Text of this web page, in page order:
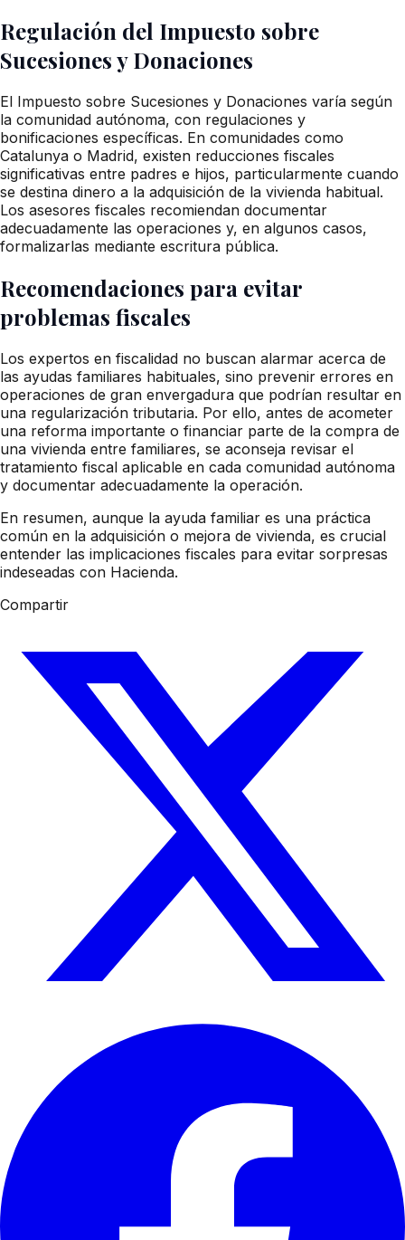
Regulación del Impuesto sobre
Sucesiones y Donaciones
El Impuesto sobre Sucesiones y Donaciones varía según
la comunidad autónoma, con regulaciones y
bonificaciones específicas. En comunidades como
Catalunya o Madrid, existen reducciones fiscales
significativas entre padres e hijos, particularmente cuando
se destina dinero a la adquisición de la vivienda habitual.
Los asesores fiscales recomiendan documentar
adecuadamente las operaciones y, en algunos casos,
formalizarlas mediante escritura pública.
Recomendaciones para evitar
problemas fiscales
Los expertos en fiscalidad no buscan alarmar acerca de
las ayudas familiares habituales, sino prevenir errores en
operaciones de gran envergadura que podrían resultar en
una regularización tributaria. Por ello, antes de acometer
una reforma importante o financiar parte de la compra de
una vivienda entre familiares, se aconseja revisar el
tratamiento fiscal aplicable en cada comunidad autónoma
y documentar adecuadamente la operación.
En resumen, aunque la ayuda familiar es una práctica
común en la adquisición o mejora de vivienda, es crucial
entender las implicaciones fiscales para evitar sorpresas
indeseadas con Hacienda.
Compartir